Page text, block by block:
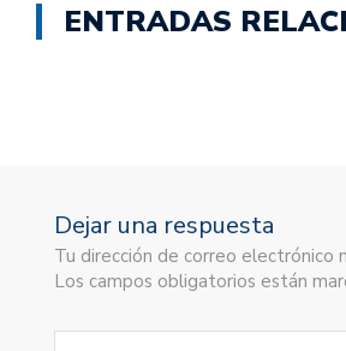
ENTRADAS
Dejar una respuesta
Tu dirección de correo electrónico
Los campos obligatorios están